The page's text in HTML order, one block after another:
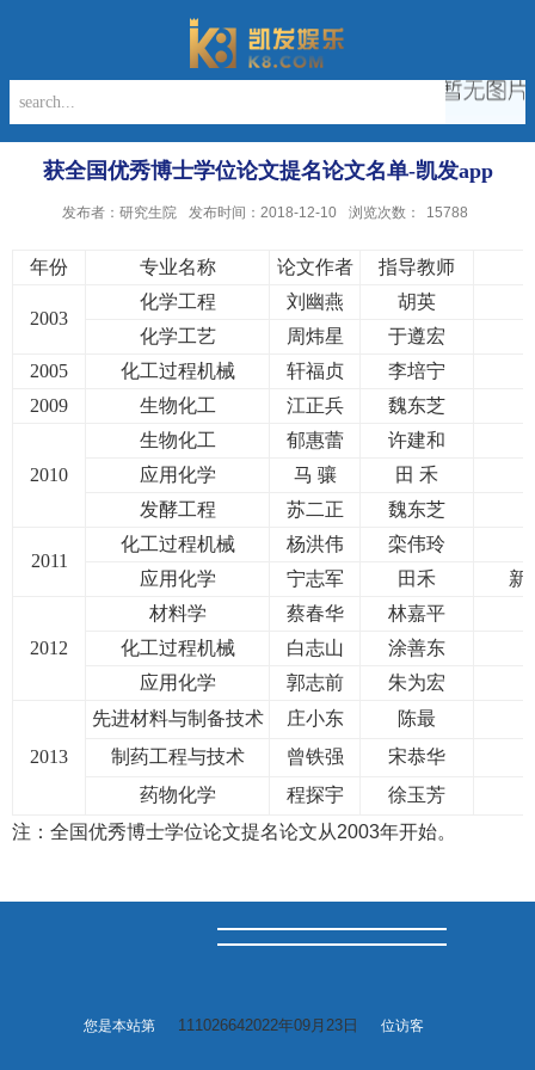
获全国优秀博士学位论文提名论文名单-凯发app
发布者：研究生院 发布时间：2018-12-10 浏览次数： 15788
年份 专业名称 论文作者 指导教师
2003
化学工程 刘幽燕
胡英
化学工艺
周炜星
于遵宏
2005
化工过程机械 轩福贞
李培宁
2009
生物化工 江正兵 魏东芝
2010
生物化工 郁惠蕾
许建和
应用化学
马 骧
田 禾
发酵工程
苏二正 魏东芝
2011
化工过程机械 杨洪伟
栾伟玲
应用化学
宁志军 田禾 新
2012
材料学 蔡春华
林嘉平
化工过程机械
白志山
涂善东
应用化学
郭志前 朱为宏
2013
先进材料与制备技术 庄小东
陈最
制药工程与技术
曾铁强 宋恭华
药物化学
程探宇
徐玉芳
注：全国优秀博士学位论文提名论文从2003年开始。
您是本站第 111026642022年09月23日 位访客